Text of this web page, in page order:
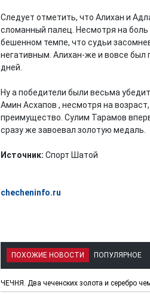
Следует отметить, что Алихан и
сломанный палец. Несмотря на
бешенном темпе, что судьи
негативным. Алихан-же и вовсе был
дней.
Ну а победители были весьма
Амин Асхапов , несмотря на
преимущество. Сулим Тарамов
сразу же завоевал золотую медаль.
Источник: Спорт Шатой
checheninfo.ru
ПОХОЖИЕ НОВОСТИ ПОПУЛЯРНОЕ
ЧЕЧНЯ. Два чеченских золота и серебро